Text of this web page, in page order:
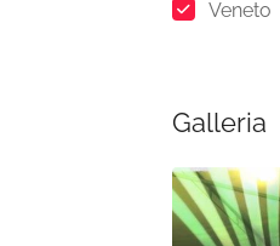
Veneto
Galleria